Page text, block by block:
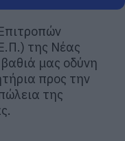
της Νέας
μας οδύνη
προς την
της